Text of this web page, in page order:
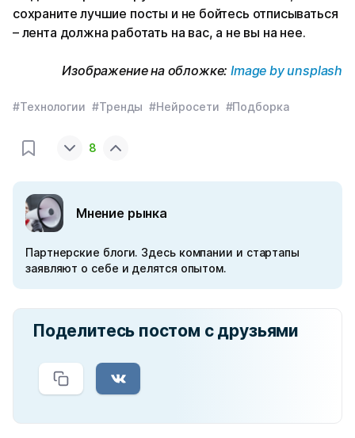
сохраните лучшие посты и не бойтесь отписываться
– лента должна работать на вас, а не вы на нее.
Изображение на обложке:Image by unsplash
#Технологии #Тренды #Нейросети #Подборка
8
Мнение рынка
Партнерские блоги. Здесь компании и стартапы
заявляют о себе и делятся опытом.
Поделитесь постом с друзьями